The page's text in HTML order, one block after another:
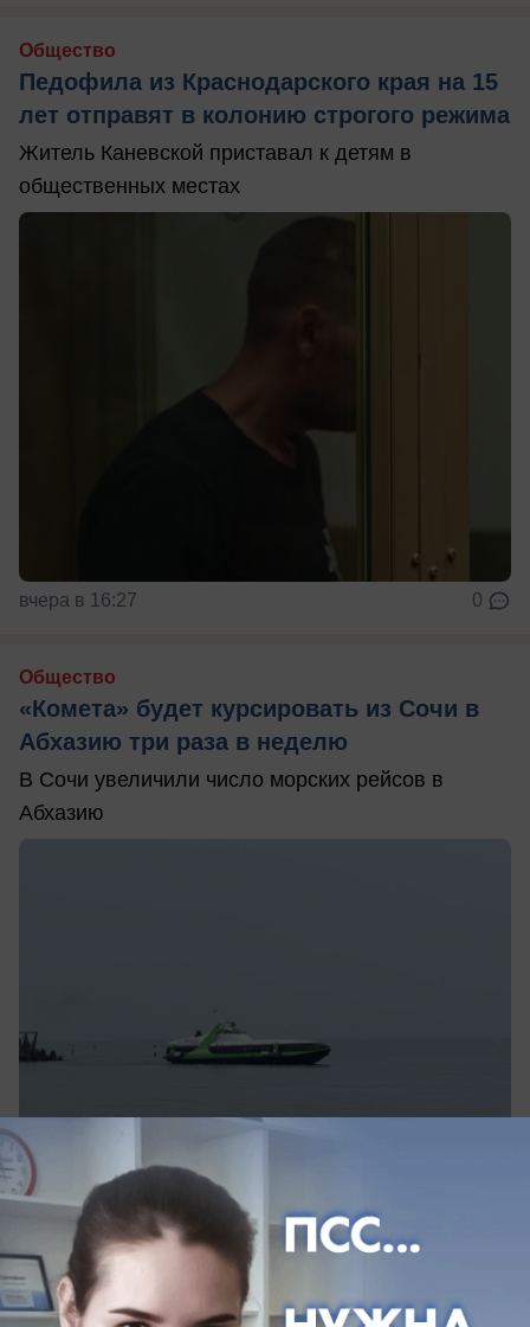
Общество
Педофила из Краснодарского края на 15
лет отправят в колонию строгого режима
Житель Каневской приставал к детям в
общественных местах
вчера в 16:27 0
Общество
«Комета» будет курсировать из Сочи в
Абхазию три раза в неделю
В Сочи увеличили число морских рейсов в
Абхазию
вчера в 15:44
Обращение в редакцию